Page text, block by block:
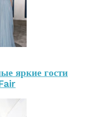
яркие гости